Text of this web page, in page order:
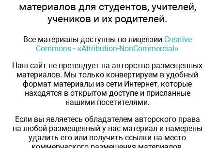
материалов для студентов, учителей,
учеников и их родителей.
Все материалы доступны по лицензии Creative
Commons - «Attribution-NonCommercial»
Наш сайт не претендует на авторство размещенных
материалов. Мы только конвертируем в удобный
формат материалы из сети Интернет, которые
находятся в открытом доступе и присланные
нашими посетителями.
Если вы являетесь обладателем авторского права
на любой размещенный у нас материал и намерены
удалить его или получить ссылки на место